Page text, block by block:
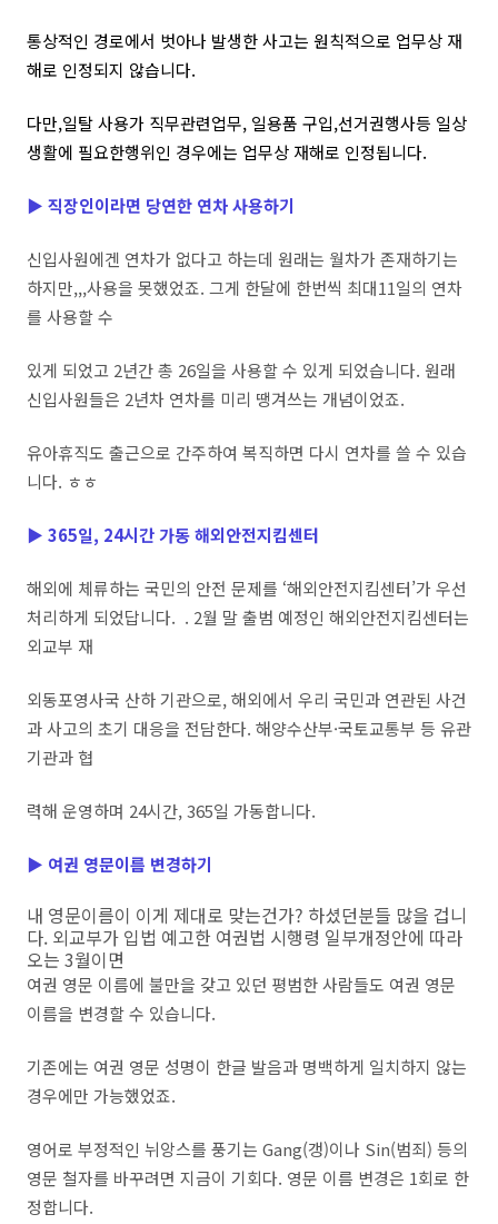
통상적인 경로에서 벗아나 발생한 사고는 원칙적으로 업무상 재
해로 인정되지 않습니다.
다만,일탈 사용가 직무관련업무, 일용품 구입,선거권행사등 일상
생활에 필요한행위인 경우에는 업무상 재해로 인정됩니다.
▶ 직장인이라면 당연한 연차 사용하기
신입사원에겐 연차가 없다고 하는데 원래는 월차가 존재하기는
하지만,,,사용을 못했었죠. 그게 한달에 한번씩 최대11일의 연차
를 사용할 수
있게 되었고 2년간 총 26일을 사용할 수 있게 되었습니다. 원래
신입사원들은 2년차 연차를 미리 땡겨쓰는 개념이었죠.
유아휴직도 출근으로 간주하여 복직하면 다시 연차를 쓸 수 있습
니다. ㅎㅎ
▶ 365일, 24시간 가동 해외안전지킴센터
해외에 체류하는 국민의 안전 문제를 ‘해외안전지킴센터’가 우선
처리하게 되었답니다. . 2월 말 출범 예정인 해외안전지킴센터는
외교부 재
외동포영사국 산하 기관으로, 해외에서 우리 국민과 연관된 사건
과 사고의 초기 대응을 전담한다. 해양수산부·국토교통부 등 유관
기관과 협
력해 운영하며 24시간, 365일 가동합니다.
▶ 여권 영문이름 변경하기
내 영문이름이 이게 제대로 맞는건가? 하셨던분들 많을 겁니
다. 외교부가 입법 예고한 여권법 시행령 일부개정안에 따라
오는 3월이면
여권 영문 이름에 불만을 갖고 있던 평범한 사람들도 여권 영문
이름을 변경할 수 있습니다.
기존에는 여권 영문 성명이 한글 발음과 명백하게 일치하지 않는
경우에만 가능했었죠.
영어로 부정적인 뉘앙스를 풍기는 Gang(갱)이나 Sin(범죄) 등의
영문 철자를 바꾸려면 지금이 기회다. 영문 이름 변경은 1회로 한
정합니다.